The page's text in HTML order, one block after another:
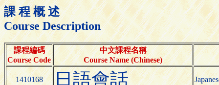
課 程 概 述
Course Description
課程編碼
Course Code
中文課程名稱
Course Name (Chinese)
1410168 日語會話